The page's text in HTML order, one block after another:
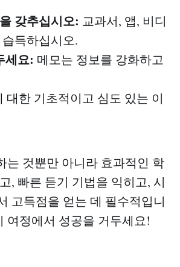
갖추십시오: 교과서, 앱, 비디
득하십시오.
세요: 메모는 정보를 강화하고
대한 기초적이고 심도 있는 이
는 것뿐만 아니라 효과적인 학
, 빠른 듣기 기법을 익히고, 시
고득점을 얻는 데 필수적입니
여정에서 성공을 거두세요!